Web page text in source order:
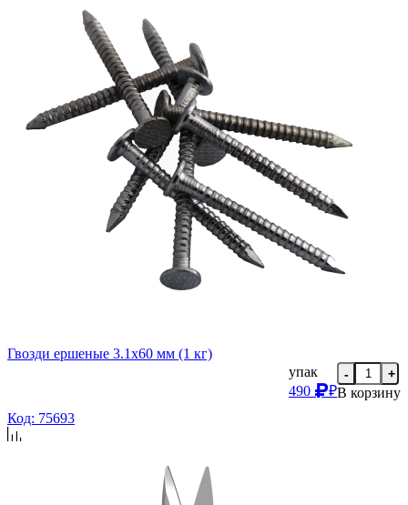
Гвозди ершеные 3.1х60 мм (1 кг)
упак
490
₽
- +
В корзину
Код: 75693